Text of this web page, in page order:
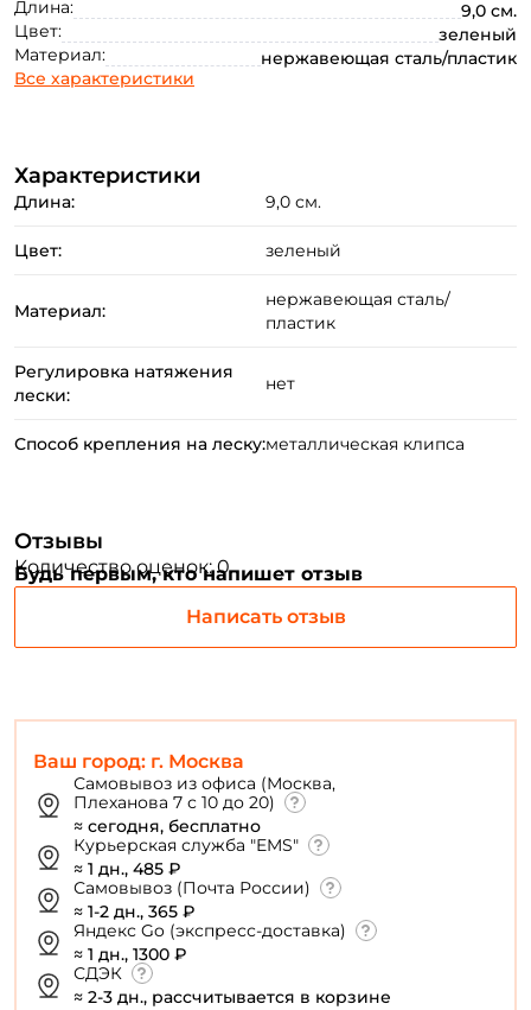
Длина:
9,0 см.
Цвет:
зеленый
Материал:
нержавеющая сталь/пластик
Все характеристики
Ваш город: г. Москва
Самовывоз из офиса (Москва,
Плеханова 7 с 10 до 20)
≈ сегодня, бесплатно
Курьерская служба "EMS"
≈ 1 дн., 485 ₽
Самовывоз (Почта России)
≈ 1-2 дн., 365 ₽
Яндекс Go (экспресс-доставка)
≈ 1 дн., 1300 ₽
СДЭК
≈ 2-3 дн., рассчитывается в корзине
Характеристики
Длина: 9,0 см.
Цвет: зеленый
Материал:
нержавеющая сталь/
пластик
Регулировка натяжения
лески:
нет
Способ крепления на леску:металлическая клипса
Отзывы
Количество оценок: 0
Будь первым, кто напишет отзыв
Написать отзыв
Создать аккаунт
Email: *
Повторите пароль: *
Заполняя данную форму вы соглашаетесь на обработку
персональных данных
Создать аккаунт
У меня уже есть аккаунт